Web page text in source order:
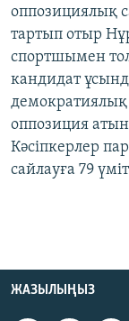
оппозициялық
тартып отыр
спортшымен
кандидат
демократиялық
оппозиция
Кәсіпкерлер
сайлауға 79
ЖАЗЫЛЫҢЫЗ